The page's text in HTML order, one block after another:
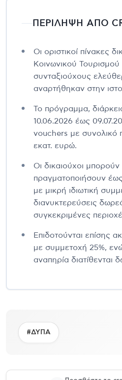
ΠΕΡΙΛΗΨΗ ΑΠΟ
Οι οριστικοί πίνακες
Κοινωνικού Τουρισμού
συνταξιούχους
αναρτήθηκαν στην
Το πρόγραμμα,
10.06.2026 έως
vouchers με συνολικό
εκατ. ευρώ.
Οι δικαιούχοι μπορούν
πραγματοποιήσουν
με μικρή ιδιωτική
διανυκτερεύσεις
συγκεκριμένες
Επιδοτούνται επίσης
με συμμετοχή 25%,
αναπηρία διατίθενται
#ΔΥΠΑ